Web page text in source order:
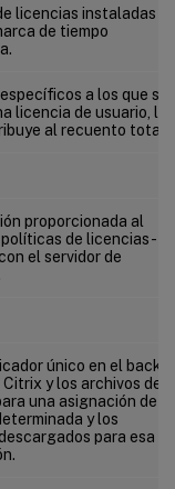
licencias instaladas
de tiempo
a los que se
licencia de usuario, lo
al recuento total.
proporcionada al
de licencias -
el servidor de
único en el back
y los archivos de
una asignación de
y los
para esa